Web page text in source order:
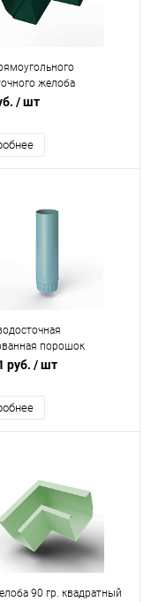
желоба
Grand Line Vortex
/ шт
порошок
RAL 6034
руб. / шт
90 гр. квадратный